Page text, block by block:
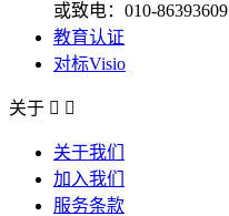
或致电：010-86393609
教育认证
对标Visio
关于  
关于我们
加入我们
服务条款